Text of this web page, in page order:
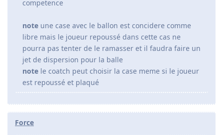
competence
note une case avec le ballon est concidere comme
libre mais le joueur repoussé dans cette cas ne
pourra pas tenter de le ramasser et il faudra faire un
jet de dispersion pour la balle
note le coatch peut choisir la case meme si le joueur
est repoussé et plaqué
Force